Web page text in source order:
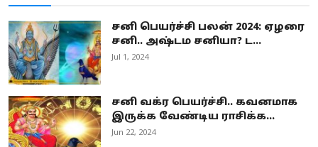
சனி பெயர்ச்சி பலன் 2024: ஏழரை
சனி.. அஷ்டம சனியா? ட...
Jul 1, 2024
சனி வக்ர பெயர்ச்சி.. கவனமாக
இருக்க வேண்டிய ராசிக்க...
Jun 22, 2024